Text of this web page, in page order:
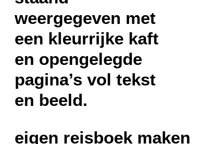
eigen reisboek maken